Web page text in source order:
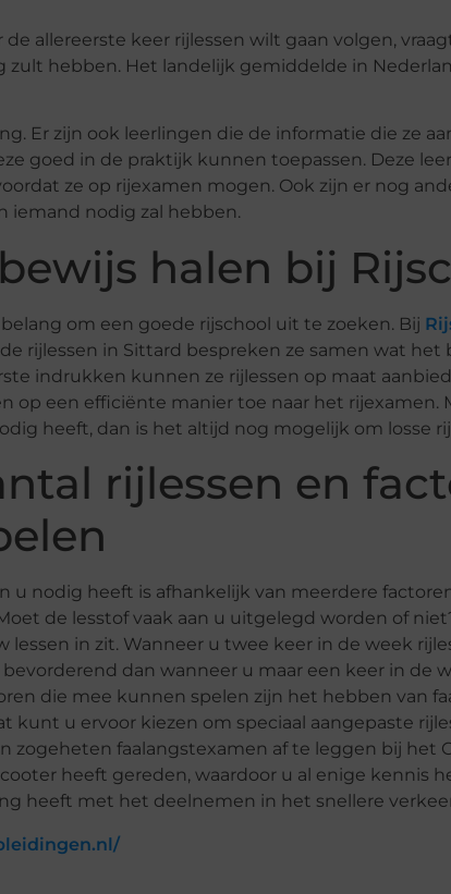
de allereerste keer rijlessen wilt gaan volgen,
zult hebben. Het landelijk gemiddelde in
Er zijn ook leerlingen die de informatie die ze
goed in de praktijk kunnen toepassen. Deze
ze op rijexamen mogen. Ook zijn er nog
iemand nodig zal hebben.
halen bij
om een goede rijschool uit te zoeken. Bij
rijlessen in Sittard bespreken ze samen wat het
indrukken kunnen ze rijlessen op maat
op een efficiënte manier toe naar het rijexamen.
heeft, dan is het altijd nog mogelijk om losse
rijlessen en
u nodig heeft is afhankelijk van meerdere
de lesstof vaak aan u uitgelegd worden of
lessen in zit. Wanneer u twee keer in de week
dan wanneer u maar een keer in de
die mee kunnen spelen zijn het hebben van
kunt u ervoor kiezen om speciaal aangepaste
zogeheten faalangstexamen af te leggen bij het
heeft gereden, waardoor u al enige kennis
heeft met het deelnemen in het snellere